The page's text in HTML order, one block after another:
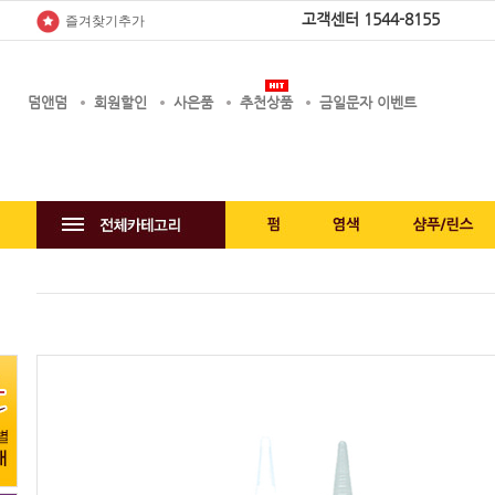
즐겨찾기추가 고객센터 1544-8155
덤앤덤 회원할인 사은품 추천상품 금일문자 이벤트